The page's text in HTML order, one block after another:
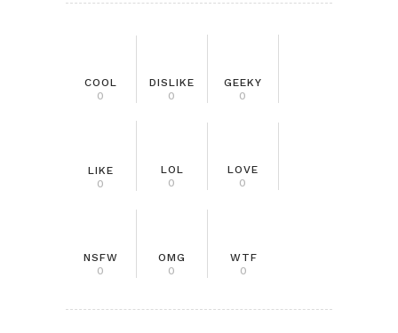
COOL
0
DISLIKE
0
GEEKY
0
LIKE
0
LOL
0
LOVE
0
NSFW
0
OMG
0
WTF
0